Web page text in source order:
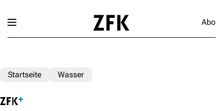
Abo
Startseite Wasser